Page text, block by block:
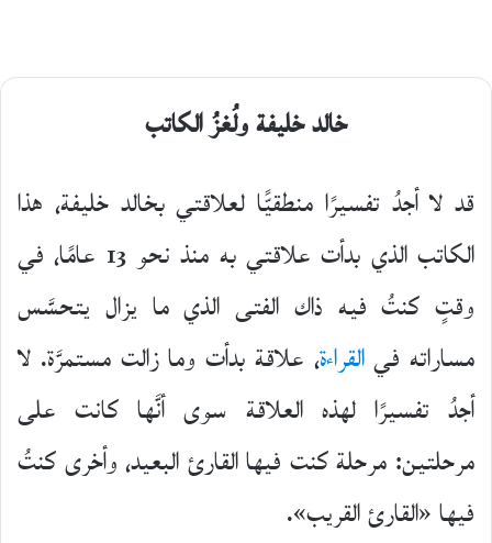
خالد خليفة ولُغزُ الكاتب
قد لا أجدُ تفسيرًا منطقيًّا لعلاقتي بخالد خليفة، هذا
الكاتب الذي بدأت علاقتي به منذ نحو 13 عامًا، في
وقتٍ كنتُ فيه ذاك الفتى الذي ما يزال يتحسَّس
مساراته فيالقراءة، علاقة بدأت وما زالت مستمرَّة. لا
أجدُ تفسيرًا لهذه العلاقة سوى أنَّها كانت على
مرحلتين: مرحلة كنت فيها القارئ البعيد، وأخرى كنتُ
فيها «القارئ القريب».